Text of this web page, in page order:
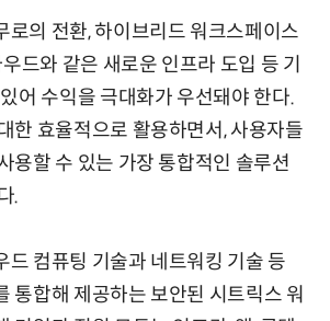
로의 전환, 하이브리드 워크스페이스
드와 같은 새로운 인프라 도입 등 기
어 수익을 극대화가 우선돼야 한다.
한 효율적으로 활용하면서, 사용자들
용할 수 있는 가장 통합적인 솔루션
.
드 컴퓨팅 기술과 네트워킹 기술 등
통합해 제공하는 보안된 시트릭스 워